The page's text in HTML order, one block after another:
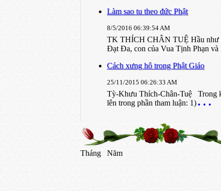
Làm sao tu theo đức Phật
8/5/2016 06:39:54 AM
TK THÍCH CHÂN TUỆ Hầu như
Ðạt Ða, con của Vua Tịnh Phạn và
Cách xưng hô trong Phật Giáo
25/11/2015 06:26:33 AM
Tỳ-Khưu Thích-Chân-Tuệ Trong
lên trong phần tham luận: 1)
Tháng Năm